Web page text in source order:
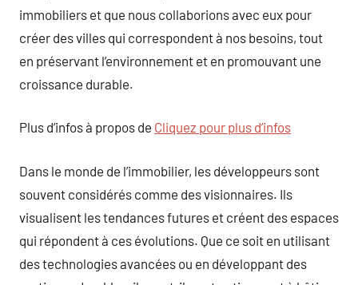
immobiliers et que nous collaborions avec eux pour
créer des villes qui correspondent à nos besoins, tout
en préservant l’environnement et en promouvant une
croissance durable.
Plus d’infos à propos de Cliquez pour plus d’infos
Dans le monde de l’immobilier, les développeurs sont
souvent considérés comme des visionnaires. Ils
visualisent les tendances futures et créent des espaces
qui répondent à ces évolutions. Que ce soit en utilisant
des technologies avancées ou en développant des